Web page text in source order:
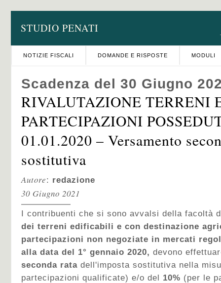
STUDIO PENATI
NOTIZIE FISCALI DOMANDE E RISPOSTE MODULI
Scadenza del 30 Giugno
RIVALUTAZIONE TERRENI
PARTECIPAZIONI
01.01.2020 – Versamento
sostitutiva
Autore: redazione
30 Giugno 2021
I contribuenti che si sono avvalsi della facoltà
dei terreni edificabili e con destinazione
partecipazioni non negoziate in mercati
alla data del 1° gennaio 2020, devono
seconda rata dell'imposta sostitutiva nella
partecipazioni qualificate) e/o del 10% (per le